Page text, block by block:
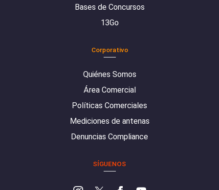
Bases de Concursos
13Go
Corporativo
Quiénes Somos
Área Comercial
Políticas Comerciales
Mediciones de antenas
Denuncias Compliance
SÍGUENOS